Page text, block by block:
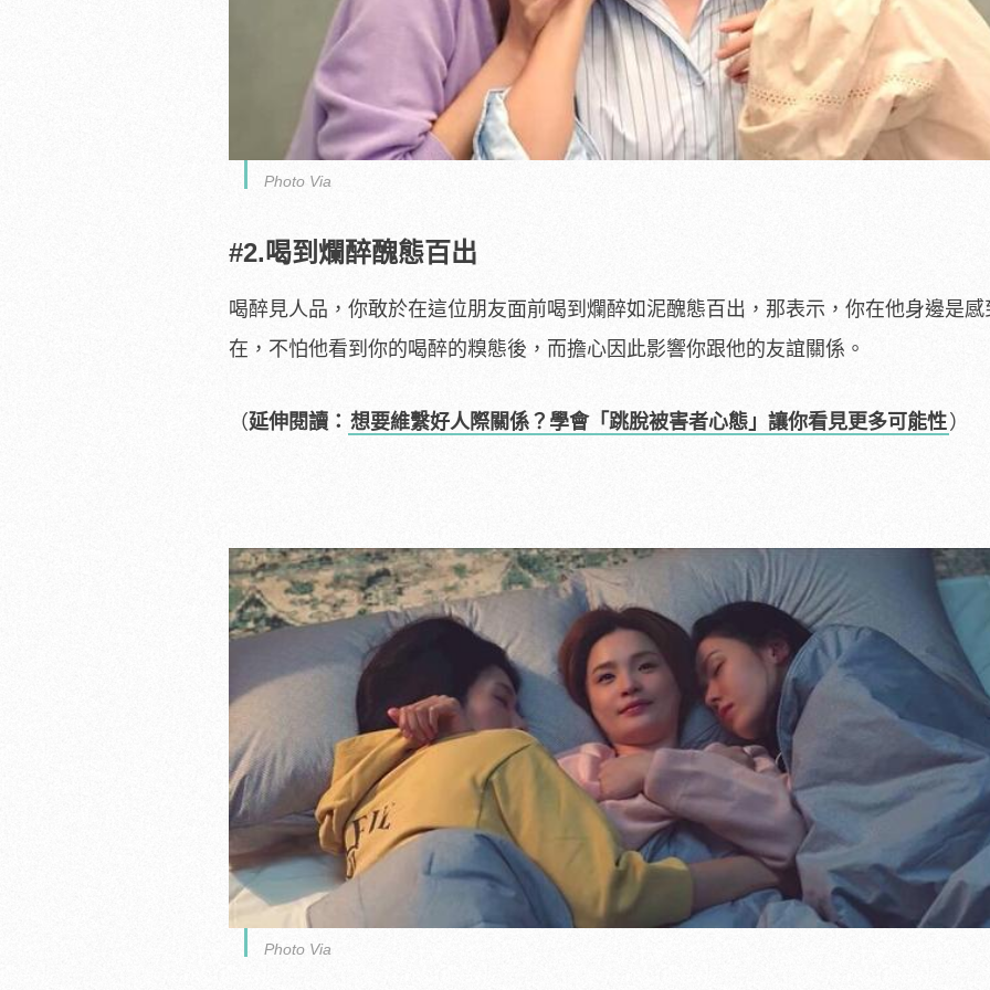
Photo Via
#2.喝到爛醉醜態百出
喝醉見人品，你敢於在這位朋友面前喝到爛醉如泥醜態百出，那表示，你在他身邊是感
在，不怕他看到你的喝醉的糗態後，而擔心因此影響你跟他的友誼關係。
（延伸閱讀： 想要維繫好人際關係？學會「跳脫被害者心態」讓你看見更多可能性）
Photo Via